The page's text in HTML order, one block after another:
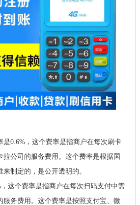
0.6%，这个费率是指商户在每次刷卡
拉公司的服务费用。这个费率是根据国
制定的，是公开透明的。
个费率是指商户在每次扫码支付中需
服务费用。这个费率是按照支付宝、微